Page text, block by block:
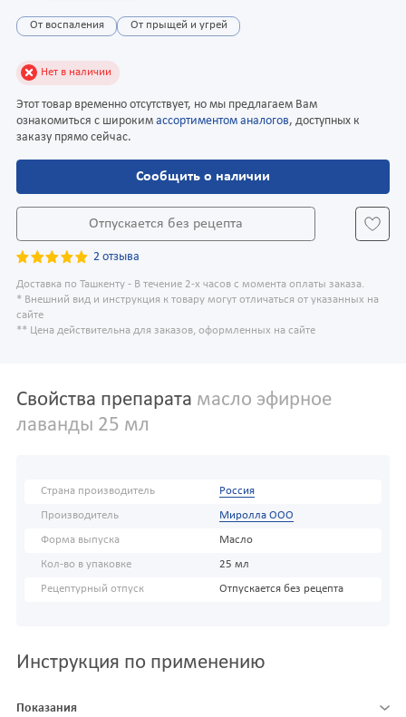
От воспаления От прыщей и угрей
Нет в наличии
Этот товар временно отсутствует, но мы предлагаем Вам
ознакомиться с широким ассортиментом аналогов, доступных к
заказу прямо сейчас.
Сообщить о наличии
Отпускается без рецепта
2 отзыва
Доставка по Ташкенту - В течение 2-х часов с момента оплаты заказа.
* Внешний вид и инструкция к товару могут отличаться от указанных на
сайте
** Цена действительна для заказов, оформленных на сайте
Свойства препарата масло эфирное
лаванды 25 мл
Страна производитель Россия
Производитель Миролла ООО
Форма выпуска Масло
Кол-во в упаковке 25 мл
Рецептурный отпуск Отпускается без рецепта
Инструкция по применению
Показания